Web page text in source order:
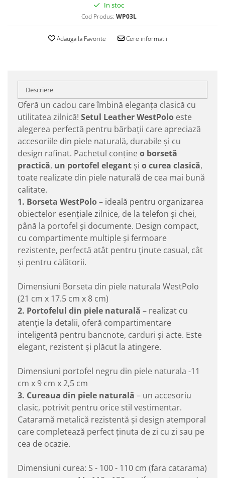
In stoc
Cod Produs: WP03L
Adauga la Favorite Cere informatii
Descriere
Oferă un cadou care îmbină eleganța clasică cu
utilitatea zilnică! Setul Leather WestPolo este
alegerea perfectă pentru bărbații care apreciază
accesoriile din piele naturală, durabile și cu
design rafinat. Pachetul conține o borsetă
practică, un portofel elegant și o curea clasică,
toate realizate din piele naturală de cea mai bună
calitate.
1. Borseta WestPolo– ideală pentru organizarea
obiectelor esențiale zilnice, de la telefon și chei,
până la portofel și documente. Design compact,
cu compartimente multiple și fermoare
rezistente, perfectă atât pentru ținute casual, cât
și pentru călătorii.
Dimensiuni Borseta din piele naturala WestPolo
(21 cm x 17.5 cm x 8 cm)
2. Portofelul din piele naturală – realizat cu
atenție la detalii, oferă compartimentare
inteligentă pentru bancnote, carduri și acte. Este
elegant, rezistent și plăcut la atingere.
Dimensiuni portofel negru din piele naturala -11
cm x 9 cm x 2,5 cm
3. Cureaua din piele naturală – un accesoriu
clasic, potrivit pentru orice stil vestimentar.
Cataramă metalică rezistentă și design atemporal
care completează perfect ținuta de zi cu zi sau pe
cea de ocazie.
Dimensiuni curea: S - 100 - 110 cm (fara catarama)